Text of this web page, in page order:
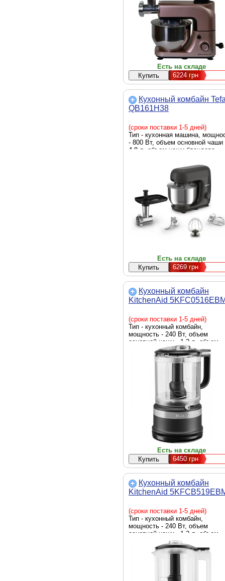
Есть на складе
6224 грн
Кухонный комбайн
QB161H38
(сроки поставки 1-5 дней)
Тип - кухонная машина,
- 800 Вт, объем основной чаши
4.8 л, объем чаши блендера -
тестозамешиватель,
сбивание, мясорубка,
36.7 х 30.2 х 22.5 см, Цвет -
черный
Есть на складе
6269 грн
Кухонный комбайн
KitchenAid
(сроки поставки 1-5 дней)
Тип - кухонный комбайн,
мощность - 240 Вт, объем
основной чаши - 1.2 л, объем
чаши блендера - 1.2 л,
блендер, измельчитель,
- 25.4 х 17.8 х 16 см, Цвет -
Есть на складе
6450 грн
Кухонный комбайн
KitchenAid
(сроки поставки 1-5 дней)
Тип - кухонный комбайн,
мощность - 240 Вт, объем
основной чаши - 1.2 л, объем
чаши блендера - 1.2 л,
блендер, измельчитель,
- 26.4 х 16.8 х 14 см, Цвет -